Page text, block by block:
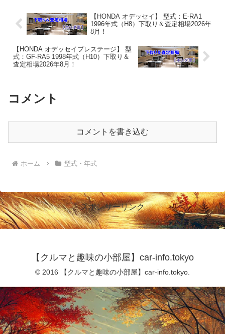
【HONDA オデッセイ】 型式：E-RA1
1996年式（H8）下取り＆査定相場2026年
8月！
【HONDA オデッセイプレステージ】 型
式：GF-RA5 1998年式（H10）下取り＆
査定相場2026年8月！
コメント
コメントを書き込む
ホーム 型式・年式
スポンサーリンク
【クルマと趣味の小部屋】car-info.tokyo
© 2016 【クルマと趣味の小部屋】car-info.tokyo.